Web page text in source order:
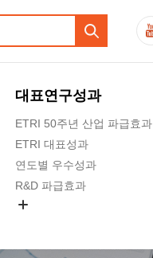
대표연구성과
ETRI 50주년 산업 파급효과
ETRI 대표성과
연도별 우수성과
R&D 파급효과